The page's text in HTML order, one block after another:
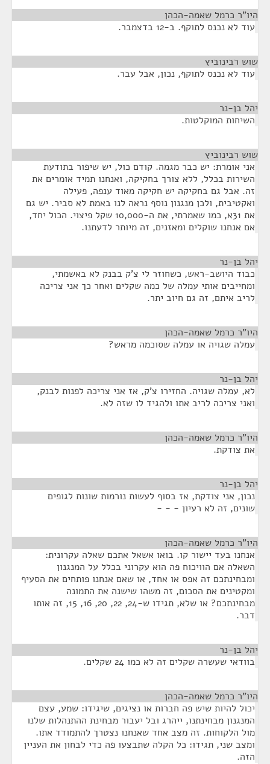
היו"ר כרמל שאמה-הכהן
עוד לא נכנס לתוקף. ב-12 בדצמבר.
שוש רבינוביץ
עוד לא נכנס לתוקף, נכון, אבל עבר.
יהל בן-נר
השיחות המוקלטות.
שוש רבינוביץ
אני אומרת: יש כבר מגמה. קודם כול, יש שיפור בתודעת
השירות בכלל, ללא צורך בחקיקה, ואנחנו תמיד אומרים את
זה. אבל גם בחקיקה יש חקיקה מאוד ענפה, פעילה
ואקטיבית, ולכן מנגנון נוסף נראה לנו באמת לא סביר. יש גם
את 31א, כמו שאמרתי, את ה-10,000 שקל פיצוי. הכול יחד,
אם אנחנו שוקלים ומאזנים, זה מיותר לדעתנו.
יהל בן-נר
כבוד היושב-ראש, כשחוזר לי צ'ק בבנק לא באשמתי,
ומחייבים אותי עמלה של כמה שקלים ואחר כך אני צריכה
לריב איתם, זה גם חיוב יתר.
היו"ר כרמל שאמה-הכהן
עמלה שגויה או עמלה שסוכמה מראש?
יהל בן-נר
לא, עמלה שגויה. החזירו צ'ק, אז אני צריכה לפנות לבנק,
ואני צריכה לריב אתו ולהגיד לו שזה לא.
היו"ר כרמל שאמה-הכהן
את צודקת.
יהל בן-נר
נכון, אני צודקת, אז בסוף לעשות נורמות שונות לגופים
שונים, זה לא רעיון - - -
היו"ר כרמל שאמה-הכהן
אנחנו בעד יישור קו. בואו אשאל אתכם שאלה עקרונית:
השאלה אם הוויכוח פה הוא עקרוני בכלל על המנגנון
ומבחינתכם זה אפס או אחד, או שאם אנחנו פותחים את הסעיף
ומקטינים את הסכום, זה משהו שישנה את התמונה
מבחינתכם? או שלא, תגידו ש-24, 22, 20, 16, 15, זה אותו
דבר.
יהל בן-נר
בוודאי שעשרה שקלים זה לא כמו 24 שקלים.
היו"ר כרמל שאמה-הכהן
יכול להיות שיש פה חברות או נציגים, שיגידו: שמע, עצם
המנגנון מבחינתנו, ייהרג ובל יעבור מבחינת ההתנהלות שלנו
מול הלקוחות. זה מצב אחד שאנחנו נצטרך להתמודד אתו.
ומצב שני, תגידו: כל הקלה שתבצעו פה כדי לבחון את העניין
הזה.